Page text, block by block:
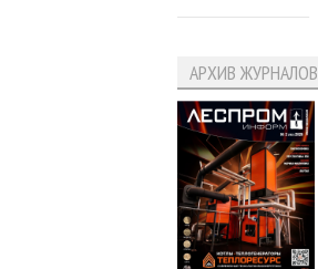
АРХИВ ЖУРНАЛОВ